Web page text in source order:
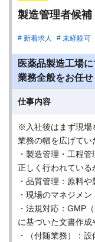
製造管理者候補
新着求人 未経験可
医薬品製造工場
業務全般をお任せ
仕事内容
※入社後はまず現場
業務の幅を広げてい
・製造管理・工程
正しく行われている
・品質管理：原料
・現場のマネジメ
・法規対応：GMP
に基づいた文書作成
・（付随業務）：